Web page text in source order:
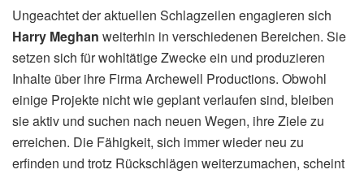
Ungeachtet der aktuellen Schlagzeilen engagieren sich
Harry Meghan weiterhin in verschiedenen Bereichen. Sie
setzen sich für wohltätige Zwecke ein und produzieren
Inhalte über ihre Firma Archewell Productions. Obwohl
einige Projekte nicht wie geplant verlaufen sind, bleiben
sie aktiv und suchen nach neuen Wegen, ihre Ziele zu
erreichen. Die Fähigkeit, sich immer wieder neu zu
erfinden und trotz Rückschlägen weiterzumachen, scheint